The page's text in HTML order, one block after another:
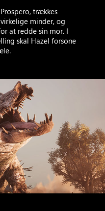
trækkes
minder, og
at redde sin mor. I
skal Hazel forsone